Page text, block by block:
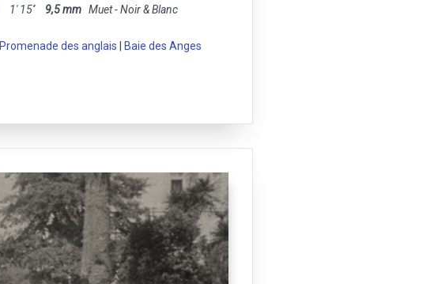
1' 15'' 9,5 mm Muet - Noir & Blanc
Promenade des anglais Baie des Anges